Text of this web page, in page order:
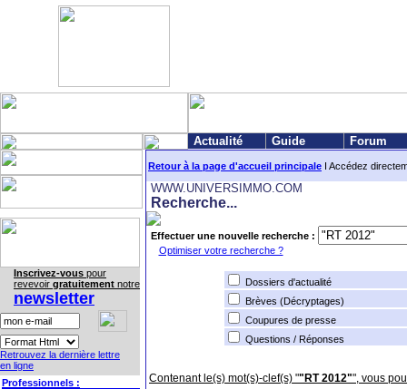
Actualité Guide Forum
Inscrivez-vous pour
revevoir gratuitement notre
newsletter
Retrouvez la dernière lettre
en ligne
Professionnels :
Retour à la page d'accueil principale I Accédez
WWW.UNIVERSIMMO.COM
Recherche...
Effectuer une nouvelle recherche :
Optimiser votre recherche ?
Dossiers d'actualité
Brèves (Décryptages)
Coupures de presse
Questions / Réponses
Contenant le(s) mot(s)-clef(s) ""RT 2012"", vous